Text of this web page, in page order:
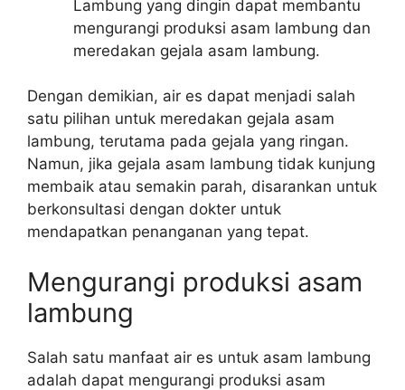
Lambung yang dingin dapat membantu
mengurangi produksi asam lambung dan
meredakan gejala asam lambung.
Dengan demikian, air es dapat menjadi salah
satu pilihan untuk meredakan gejala asam
lambung, terutama pada gejala yang ringan.
Namun, jika gejala asam lambung tidak kunjung
membaik atau semakin parah, disarankan untuk
berkonsultasi dengan dokter untuk
mendapatkan penanganan yang tepat.
Mengurangi produksi asam
lambung
Salah satu manfaat air es untuk asam lambung
adalah dapat mengurangi produksi asam